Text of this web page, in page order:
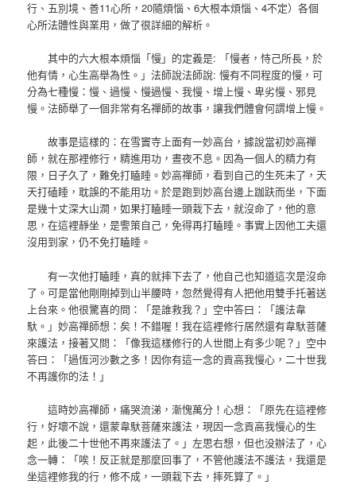
行、五別境、善11心所，20隨煩惱、6大根本煩惱、4不定）各個
心所法體性與業用，做了很詳細的解析。
其中的六大根本煩惱「慢」的定義是: 「慢者，恃己所長，於
他有情，心生高舉為性。」法師說法師說: 慢有不同程度的慢，可
分為七種慢：慢、過慢、慢過慢、我慢、增上慢、卑劣慢、邪見
慢。法師舉了一個非常有名禪師的故事，讓我們體會何謂增上慢。
故事是這樣的：在雪竇寺上面有一妙高台，據說當初妙高禪
師，就在那裡修行，精進用功，晝夜不息。因為一個人的精力有
限，日子久了，難免打瞌睡。妙高禪師，看到自己的生死未了，天
天打磕睡，耽誤的不能用功。於是跑到妙高台邊上跏趺而坐，下面
是幾十丈深大山澗，如果打瞌睡一頭栽下去，就沒命了，他的意
思，在這裡靜坐，是警策自己，免得再打瞌睡。事實上因他工夫還
沒用到家，仍不免打瞌睡。
有一次他打瞌睡，真的就摔下去了，他自己也知道這次是沒命
了。可是當他剛剛掉到山半腰時，忽然覺得有人把他用雙手托著送
上台來。他很驚喜的問：「是誰救我？」空中答曰：「護法韋
馱。」妙高禪師想：矣！不錯喔！我在這裡修行居然還有韋馱菩薩
來護法，接著又問：「像我這樣修行的人世間上有多少呢？」空中
答曰：「過恆河沙數之多！因你有這一念的貢高我慢心，二十世我
不再護你的法！」
這時妙高禪師，痛哭流涕，漸愧萬分！心想：「原先在這裡修
行，好壞不說，還蒙韋馱菩薩來護法，現因一念貢高我慢心的生
起，此後二十世他不再來護法了。」左思右想，但也没辦法了，心
念一轉：「唉！反正就是那麼回事了，不管他護法不護法，我還是
坐這裡修我的行，修不成，一頭栽下去，摔死算了。」